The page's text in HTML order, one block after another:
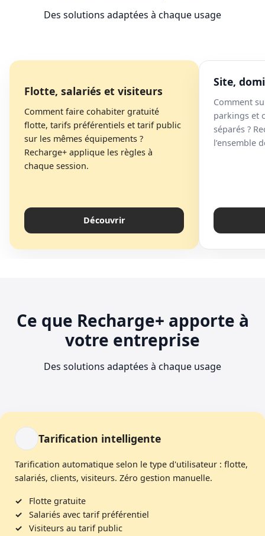
Des solutions adaptées à chaque usage
Flotte, salariés et visiteurs
Comment faire cohabiter gratuité
flotte, tarifs préférentiels et tarif public
sur les mêmes équipements ?
Recharge+ applique les règles à
chaque session.
Découvrir
Site,
Comment
parkings et
séparés ?
l’ensemble
Ce que Recharge+ apporte à
votre entreprise
Des solutions adaptées à chaque usage
Tarification intelligente
Tarification automatique selon le type d'utilisateur : flotte,
salariés, clients, visiteurs. Zéro gestion manuelle.
Flotte gratuite
Salariés avec tarif préférentiel
Visiteurs au tarif public